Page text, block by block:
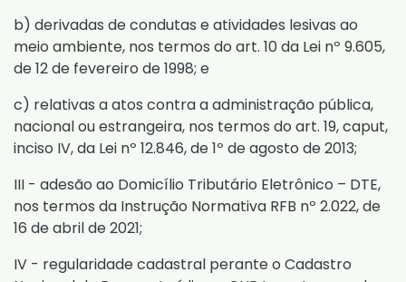
b) derivadas de condutas e atividades lesivas ao
meio ambiente, nos termos do art. 10 da Lei nº 9.605,
de 12 de fevereiro de 1998; e
c) relativas a atos contra a administração pública,
nacional ou estrangeira, nos termos do art. 19, caput,
inciso IV, da Lei nº 12.846, de 1º de agosto de 2013;
III - adesão ao Domicílio Tributário Eletrônico – DTE,
nos termos da Instrução Normativa RFB nº 2.022, de
16 de abril de 2021;
IV - regularidade cadastral perante o Cadastro